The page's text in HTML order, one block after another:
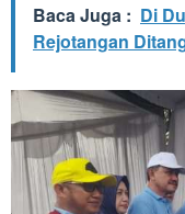
Baca Juga : Di
Rejotangan